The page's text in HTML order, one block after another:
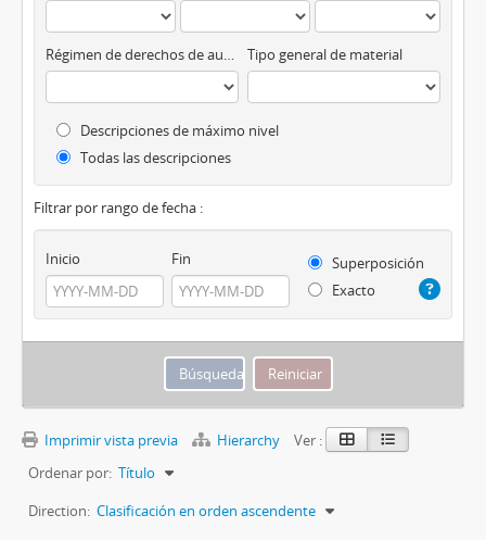
Régimen de derechos de autor Tipo general de material
Descripciones de máximo nivel
Todas las descripciones
Filtrar por rango de fecha :
Inicio Fin
Superposición
Exacto
Imprimir vista previa Hierarchy
Ver :
Ordenar por: Título
Direction: Clasificación en orden ascendente